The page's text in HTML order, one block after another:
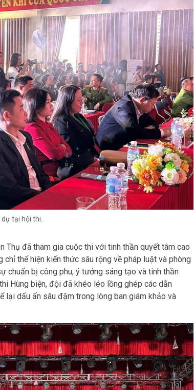
tại hội thi.
Thụ đã tham gia cuộc thi với tinh thần quyết tâm cao
chỉ thể hiện kiến thức sâu rộng về pháp luật và phòng
chuẩn bị công phu, ý tưởng sáng tạo và tinh thần
Hùng biện, đội đã khéo léo lồng ghép các dẫn
lại dấu ấn sâu đậm trong lòng ban giám khảo và